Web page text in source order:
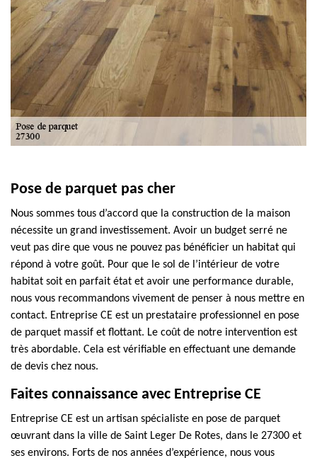
Pose de parquet pas cher
Nous sommes tous d’accord que la construction de la maison
nécessite un grand investissement. Avoir un budget serré ne
veut pas dire que vous ne pouvez pas bénéficier un habitat qui
répond à votre goût. Pour que le sol de l’intérieur de votre
habitat soit en parfait état et avoir une performance durable,
nous vous recommandons vivement de penser à nous mettre en
contact. Entreprise CE est un prestataire professionnel en pose
de parquet massif et flottant. Le coût de notre intervention est
très abordable. Cela est vérifiable en effectuant une demande
de devis chez nous.
Faites connaissance avec Entreprise CE
Entreprise CE est un artisan spécialiste en pose de parquet
œuvrant dans la ville de Saint Leger De Rotes, dans le 27300 et
ses environs. Forts de nos années d’expérience, nous vous